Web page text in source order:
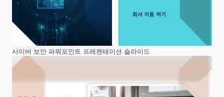
사이버 보안 파워포인트 프레젠테이션 슬라이드